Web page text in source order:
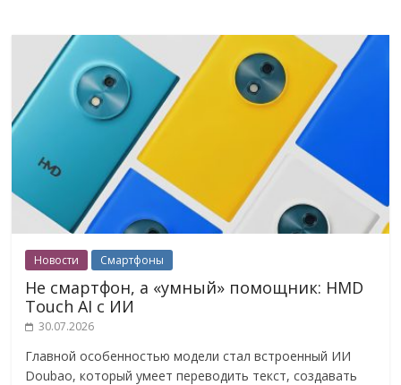
Новости Смартфоны
Не смартфон, а «умный» помощник: HMD
Touch AI с ИИ
30.07.2026
Главной особенностью модели стал встроенный ИИ
Doubao, который умеет переводить текст, создавать